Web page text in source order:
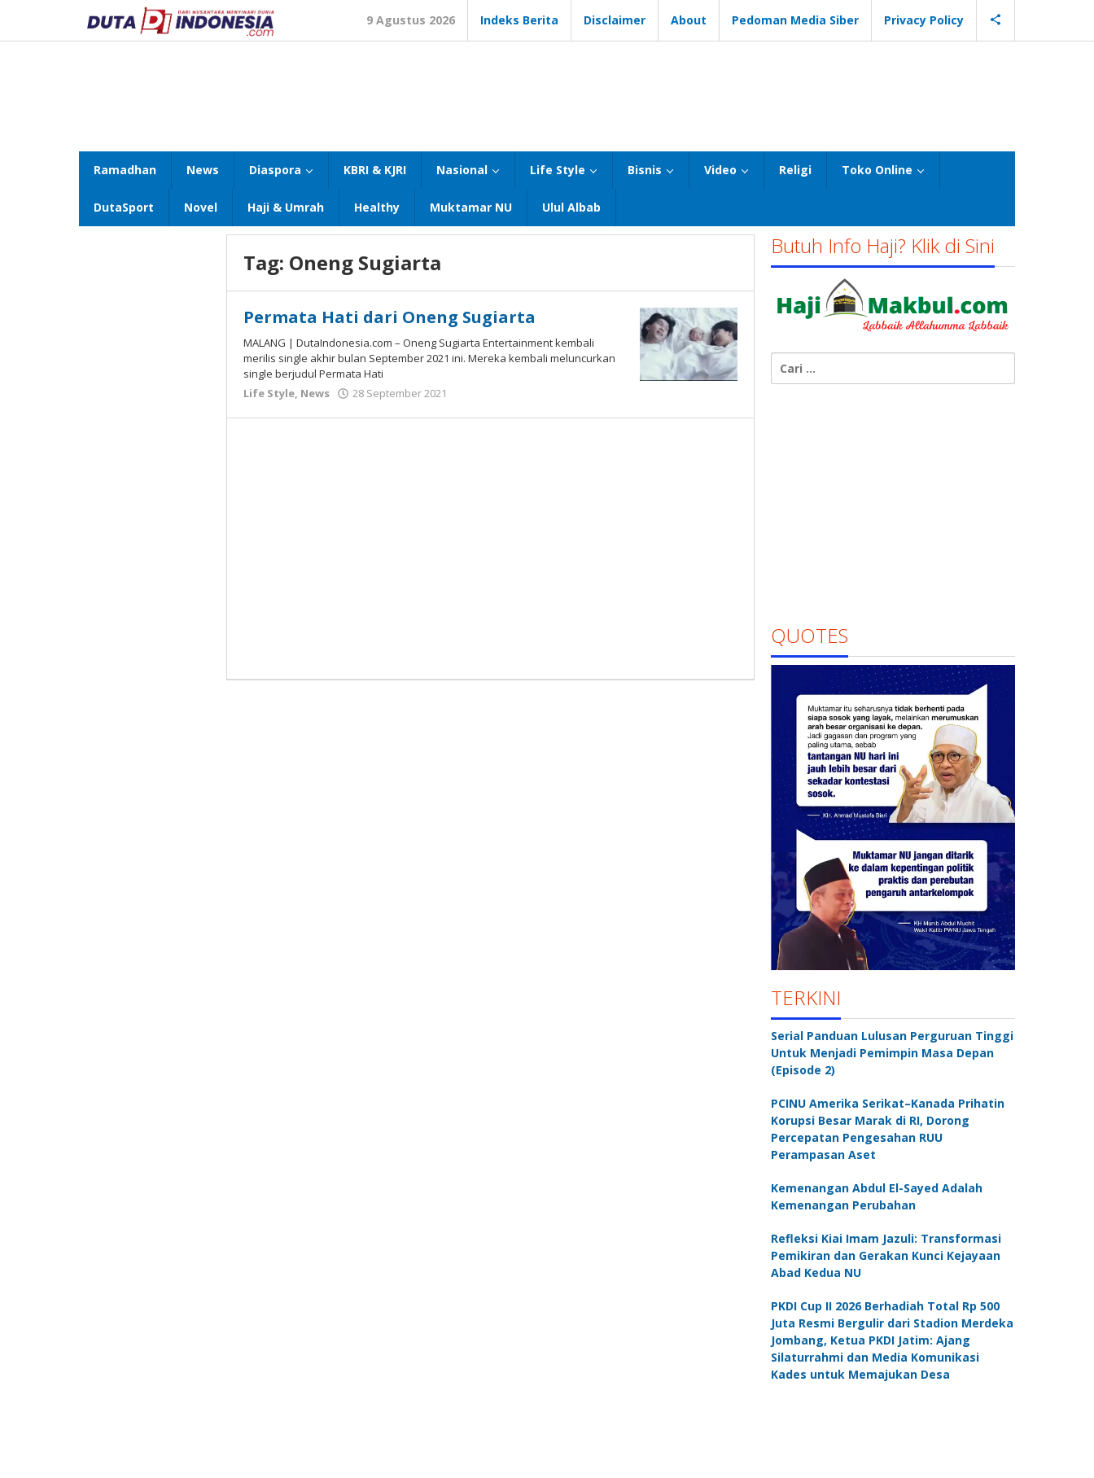
konten
9 Agustus 2026 Indeks Berita Disclaimer About Pedoman Media Siber Privacy Policy
Ramadhan News Diaspora KBRI & KJRI Nasional Life Style Bisnis Video Religi Toko Online
DutaSport Novel Haji & Umrah Healthy Muktamar NU Ulul Albab
Tag: Oneng Sugiarta
Permata Hati dari Oneng Sugiarta
MALANG | DutaIndonesia.com – Oneng Sugiarta Entertainment kembali
merilis single akhir bulan September 2021 ini. Mereka kembali meluncurkan
single berjudul Permata Hati
Life Style, News 28 September 2021
Susanto
Butuh Info Haji? Klik di Sini
untuk:
QUOTES
TERKINI
Serial Panduan Lulusan Perguruan Tinggi
Untuk Menjadi Pemimpin Masa Depan
(Episode 2)
PCINU Amerika Serikat–Kanada Prihatin
Korupsi Besar Marak di RI, Dorong
Percepatan Pengesahan RUU
Perampasan Aset
Kemenangan Abdul El-Sayed Adalah
Kemenangan Perubahan
Refleksi Kiai Imam Jazuli: Transformasi
Pemikiran dan Gerakan Kunci Kejayaan
Abad Kedua NU
PKDI Cup II 2026 Berhadiah Total Rp 500
Juta Resmi Bergulir dari Stadion Merdeka
Jombang, Ketua PKDI Jatim: Ajang
Silaturrahmi dan Media Komunikasi
Kades untuk Memajukan Desa